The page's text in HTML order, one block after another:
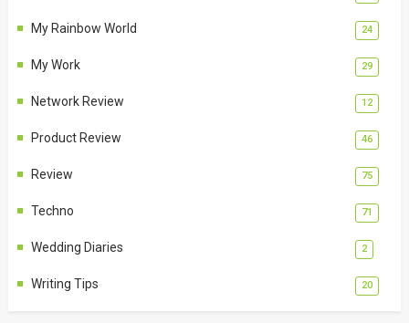
My Rainbow World 24
My Work 29
Network Review 12
Product Review 46
Review 75
Techno 71
Wedding Diaries 2
Writing Tips 20